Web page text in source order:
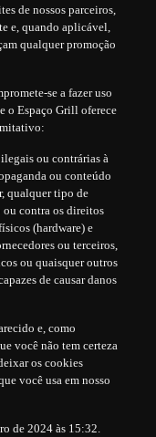
de nossos parceiros,
e, quando aplicável,
qualquer promoção
se a fazer uso
o Espaço Grill oferece
ou contrárias à
ou conteúdo
qualquer tipo de
contra os direitos
(hardware) e
ou terceiros,
ou quaisquer outros
de causar danos
e, como
você não tem certeza
os cookies
você usa em nosso
de 2024 às 15:32.